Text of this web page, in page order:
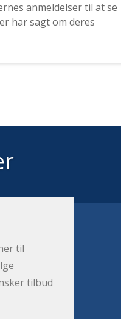
anmeldelser til at se
har sagt om deres
til
tilbud